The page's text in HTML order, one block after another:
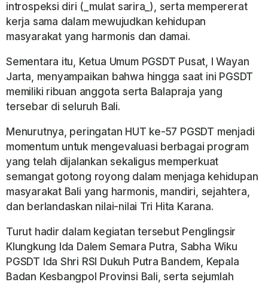
introspeksi diri (_mulat sarira_), serta mempererat
kerja sama dalam mewujudkan kehidupan
masyarakat yang harmonis dan damai.
Sementara itu, Ketua Umum PGSDT Pusat, I Wayan
Jarta, menyampaikan bahwa hingga saat ini PGSDT
memiliki ribuan anggota serta Balapraja yang
tersebar di seluruh Bali.
Menurutnya, peringatan HUT ke-57 PGSDT menjadi
momentum untuk mengevaluasi berbagai program
yang telah dijalankan sekaligus memperkuat
semangat gotong royong dalam menjaga kehidupan
masyarakat Bali yang harmonis, mandiri, sejahtera,
dan berlandaskan nilai-nilai Tri Hita Karana.
Turut hadir dalam kegiatan tersebut Penglingsir
Klungkung Ida Dalem Semara Putra, Sabha Wiku
PGSDT Ida Shri RSI Dukuh Putra Bandem, Kepala
Badan Kesbangpol Provinsi Bali, serta sejumlah